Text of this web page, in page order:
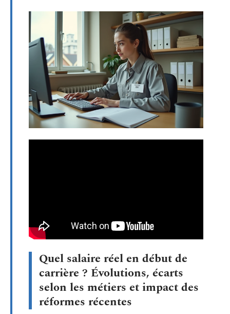
Quel salaire réel en début de
carrière ? Évolutions, écarts
selon les métiers et impact des
réformes récentes